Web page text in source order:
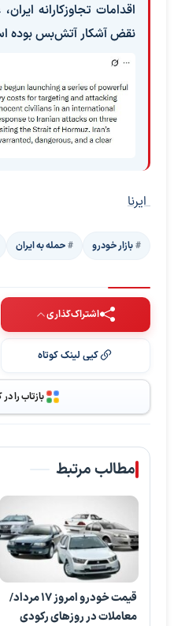
اقدامات تجاوزکارانه
نقض آشکار آتش‌بس بوده
ایرنا
بازار خودرو حمله به ایران
اشتراک‌گذاری
کپی لینک کوتاه
بازتاب را
مطالب مرتبط
قیمت خودرو امروز ۱۷ مرداد/
معاملات در روزهای رکودی